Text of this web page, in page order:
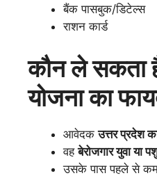
बैंक पासबुक/डिटेल्स
राशन कार्ड
कौन ले सकता
योजनाका
आवेदकउत्तर प्रदेश
वहबेरोजगार युवा या
उसके पास पहले से